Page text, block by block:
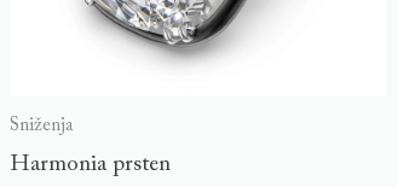
Sniženja
Harmonia prsten